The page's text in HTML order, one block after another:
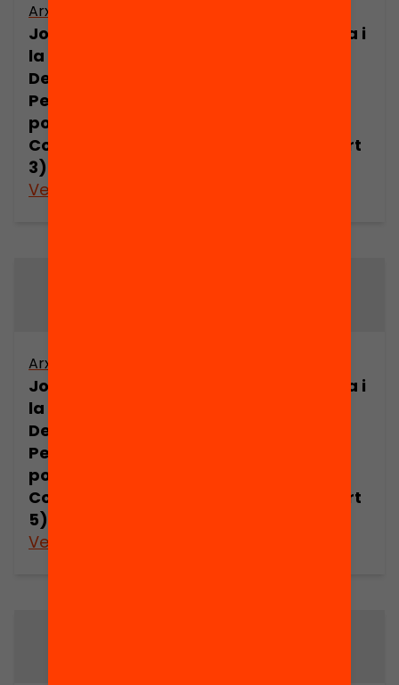
Arxiu
Joan Comorera i
la Revolució
Democràtica.
Pensament
polític de Joan
Comorera (part
3)
Veure’n més
Joan Comorera i
Comorera (part
Arxiu
Joan Comorera i
la Revolució
Democràtica.
Pensament
polític de Joan
Comorera (part
5)
Veure’n més
Joan Comorera i
Comorera (part